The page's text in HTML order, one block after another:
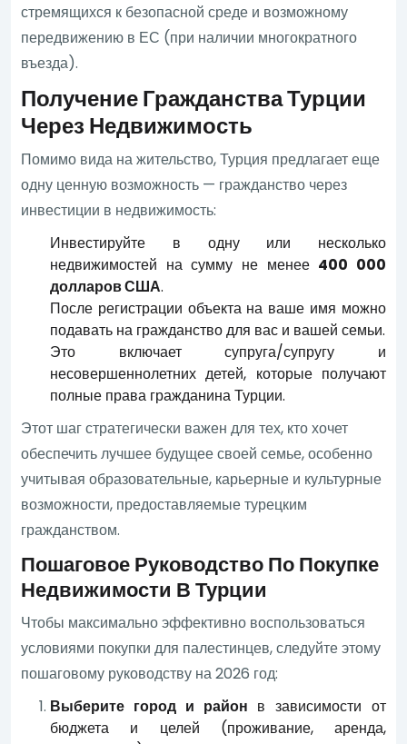
стремящихся к безопасной среде и возможному
передвижению в ЕС (при наличии многократного
въезда).
Получение Гражданства Турции
Через Недвижимость
Помимо вида на жительство, Турция предлагает еще
одну ценную возможность — гражданство через
инвестиции в недвижимость:
Инвестируйте в одну или несколько
недвижимостей на сумму не менее 400 000
долларов США.
После регистрации объекта на ваше имя можно
подавать на гражданство для вас и вашей семьи.
Это включает супруга/супругу и
несовершеннолетних детей, которые получают
полные права гражданина Турции.
Этот шаг стратегически важен для тех, кто хочет
обеспечить лучшее будущее своей семье, особенно
учитывая образовательные, карьерные и культурные
возможности, предоставляемые турецким
гражданством.
Пошаговое Руководство По Покупке
Недвижимости В Турции
Чтобы максимально эффективно воспользоваться
условиями покупки для палестинцев, следуйте этому
пошаговому руководству на 2026 год:
Выберите город и район в зависимости от
бюджета и целей (проживание, аренда,